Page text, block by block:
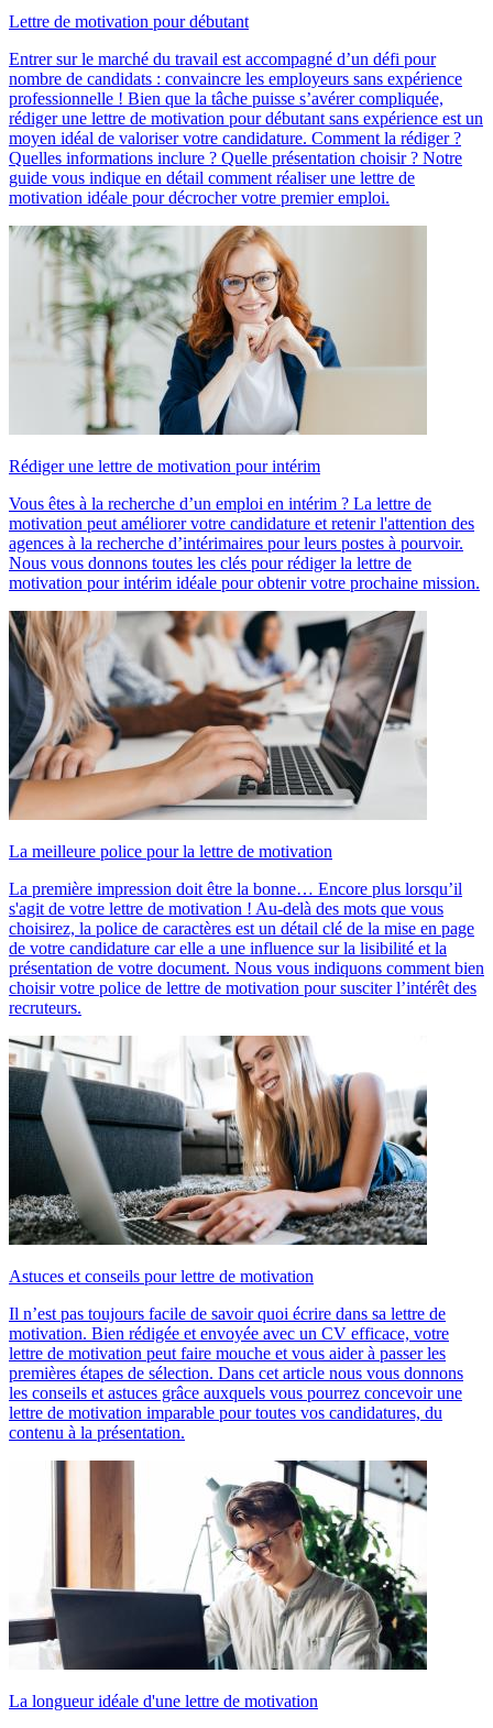
Lettre de motivation pour débutant
Entrer sur le marché du travail est accompagné d’un défi pour
nombre de candidats : convaincre les employeurs sans expérience
professionnelle ! Bien que la tâche puisse s’avérer compliquée,
rédiger une lettre de motivation pour débutant sans expérience est un
moyen idéal de valoriser votre candidature. Comment la rédiger ?
Quelles informations inclure ? Quelle présentation choisir ? Notre
guide vous indique en détail comment réaliser une lettre de
motivation idéale pour décrocher votre premier emploi.
Rédiger une lettre de motivation pour intérim
Vous êtes à la recherche d’un emploi en intérim ? La lettre de
motivation peut améliorer votre candidature et retenir l'attention des
agences à la recherche d’intérimaires pour leurs postes à pourvoir.
Nous vous donnons toutes les clés pour rédiger la lettre de
motivation pour intérim idéale pour obtenir votre prochaine mission.
La meilleure police pour la lettre de motivation
La première impression doit être la bonne… Encore plus lorsqu’il
s'agit de votre lettre de motivation ! Au-delà des mots que vous
choisirez, la police de caractères est un détail clé de la mise en page
de votre candidature car elle a une influence sur la lisibilité et la
présentation de votre document. Nous vous indiquons comment bien
choisir votre police de lettre de motivation pour susciter l’intérêt des
recruteurs.
Astuces et conseils pour lettre de motivation
Il n’est pas toujours facile de savoir quoi écrire dans sa lettre de
motivation. Bien rédigée et envoyée avec un CV efficace, votre
lettre de motivation peut faire mouche et vous aider à passer les
premières étapes de sélection. Dans cet article nous vous donnons
les conseils et astuces grâce auxquels vous pourrez concevoir une
lettre de motivation imparable pour toutes vos candidatures, du
contenu à la présentation.
La longueur idéale d'une lettre de motivation